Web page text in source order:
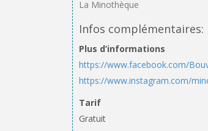
La Minothèque
Infos complémentaires:
Plus d’informations
https://www.facebook.com/
https://www.instagram.com/
Tarif
Gratuit